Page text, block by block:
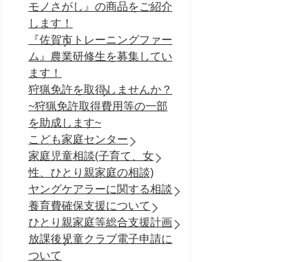
モノさがし』の商品をご紹介
します！
『佐賀市トレーニングファー
ム』農業研修生を募集してい
ます！
狩猟免許を取得しませんか？
~狩猟免許取得費用等の一部
を助成します~
こども家庭センター
家庭児童相談(子育て、女
性、ひとり親家庭の相談)
ヤングケアラーに関する相談
養育費確保支援について
ひとり親家庭等総合支援計画
放課後児童クラブ電子申請に
ついて